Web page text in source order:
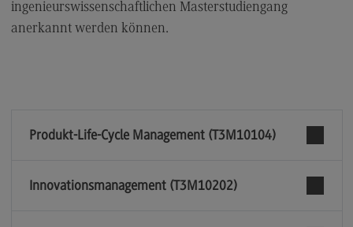
ingenieurswissenschaftlichen Masterstudiengang
anerkannt werden können.
Produkt-Life-Cycle Management (T3M10104)
Innovationsmanagement (T3M10202)